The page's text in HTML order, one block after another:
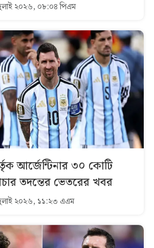
২০২৬, ০৮:০৪ পিএম
আর্জেন্টিনার ৩০ কোটি
তদন্তের ভেতরের খবর
২০২৬, ১১:২৩ এএম